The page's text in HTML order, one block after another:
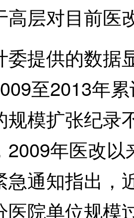
高层对目前医
供的数据
至2013年
规模扩张纪录
2009年医改
急通知指出，
医院单位规模